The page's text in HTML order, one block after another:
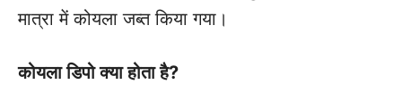
मात्रा में कोयला जब्त किया गया।
कोयला डिपो क्या होता है?